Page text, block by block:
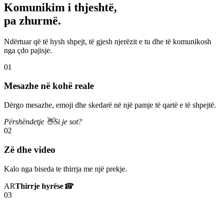
Komunikim i thjeshtë,
pa zhurmë.
Ndërtuar që të hysh shpejt, të gjesh njerëzit e tu dhe të komunikosh
nga çdo pajisje.
01
Mesazhe në kohë reale
Dërgo mesazhe, emoji dhe skedarë në një pamje të qartë e të shpejtë.
Përshëndetje 👋Si je sot?
02
Zë dhe video
Kalo nga biseda te thirrja me një prekje.
ARThirrje hyrëse☎
03